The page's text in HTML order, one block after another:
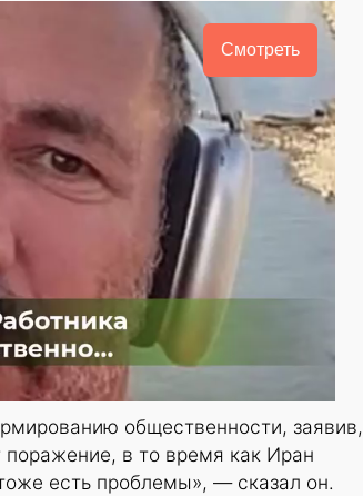
Смотреть
общественности, заявив,
поражение, в то время как Иран
есть проблемы», — сказал он.